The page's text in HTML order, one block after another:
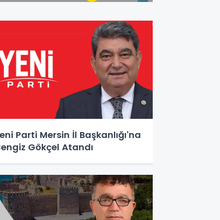
Parti Mersin İl Başkanlığı'na
Gökçel Atandı